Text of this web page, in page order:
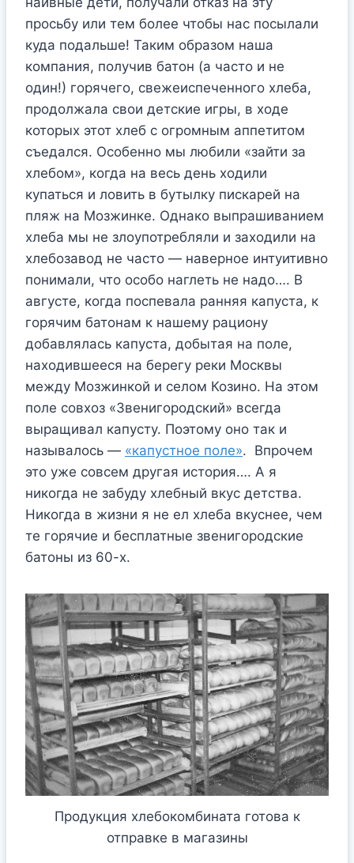
просьбу или тем более чтобы нас посылали
куда подальше! Таким образом наша
компания, получив батон (а часто и не
один!) горячего, свежеиспеченного хлеба,
продолжала свои детские игры, в ходе
которых этот хлеб с огромным аппетитом
съедался. Особенно мы любили «зайти за
хлебом», когда на весь день ходили
купаться и ловить в бутылку пискарей на
пляж на Мозжинке. Однако выпрашиванием
хлеба мы не злоупотребляли и заходили на
хлебозавод не часто — наверное интуитивно
понимали, что особо наглеть не надо…. В
августе, когда поспевала ранняя капуста, к
горячим батонам к нашему рациону
добавлялась капуста, добытая на поле,
находившееся на берегу реки Москвы
между Мозжинкой и селом Козино. На этом
поле совхоз «Звенигородский» всегда
выращивал капусту. Поэтому оно так и
называлось — «капустное поле». Впрочем
это уже совсем другая история…. А я
никогда не забуду хлебный вкус детства.
Никогда в жизни я не ел хлеба вкуснее, чем
те горячие и бесплатные звенигородские
батоны из 60-х.
Продукция хлебокомбината готова к
отправке в магазины